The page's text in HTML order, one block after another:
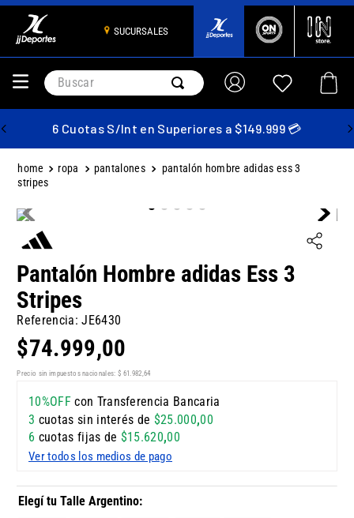
SUCURSALES
Buscar
6 Cuotas S/Int en Superiores a $149.999 💳
ropa pantalones
pantalón hombre adidas ess 3
stripes
Pantalón Hombre adidas Ess 3
Stripes
Referencia:JE6430
$74.999,00
Precio sin impuestos nacionales: $ 61.982,64
10%OFFcon Transferencia Bancaria
3 cuotas sin interés de $25.000,00
6 cuotas fijas de $15.620,00
Ver todos los medios de pago